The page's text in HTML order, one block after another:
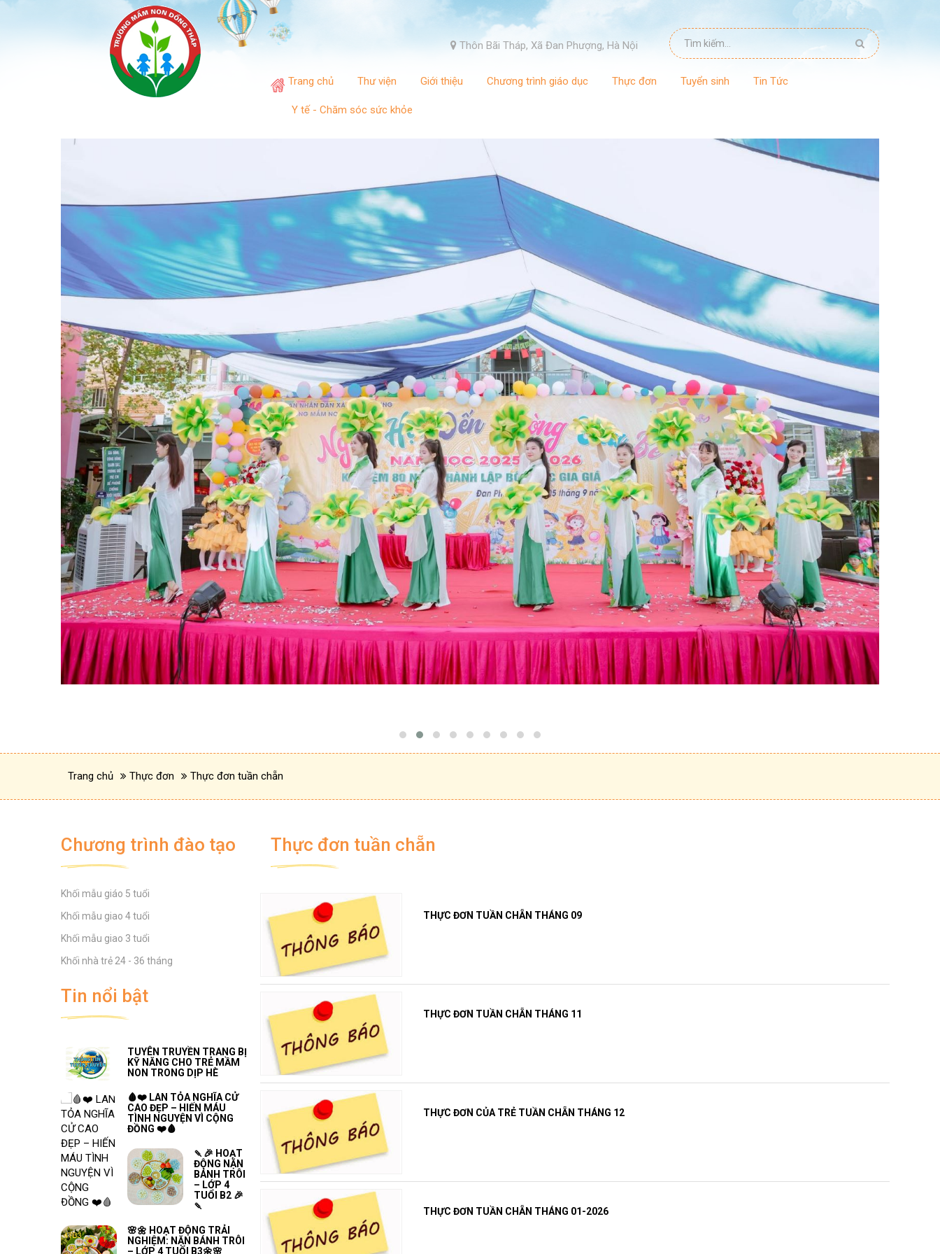
Thôn Bãi Tháp, Xã Đan Phượng, Hà Nội
Trang chủ Thư viện Giới thiệu Chương trình giáo dục Thực đơn Tuyển sinh Tin Tức
Y tế - Chăm sóc sức khỏe
Trang chủ Thực đơn Thực đơn tuần chẵn
Chương trình đào tạo
Khối mẫu giáo 5 tuổi
Khối mẫu giao 4 tuổi
Khối mẫu giao 3 tuổi
Khối nhà trẻ 24 - 36 tháng
Tin nổi bật
TUYÊN TRUYỀN CÁC BIỆN
PHÁP PHÒNG CHỐNG
BỆNH TRUYỀN NHIỄM
CHO TRẺ MẦM NON DỊP
HÈ
VÀO TRƯỜNG MẦM NON
ĐỒNG THÁP NĂM HỌC
KỸ NĂNG CHO TRẺ MẦM
NON TRONG DỊP HÈ
🩸❤️ LAN TỎA NGHĨA CỬ
CAO ĐẸP – HIẾN MÁU
TÌNH NGUYỆN VÌ CỘNG
ĐỒNG ❤️🩸
ĐỘNG NẶN
BÁNH TRÔI
– LỚP 4
TUỔI B2 🎉
🍡
NGHIỆM: NẶN BÁNH TRÔI
– LỚP 4 TUỔI B3🌼🌸
Thực đơn tuần chẵn
THỰC ĐƠN TUẦN CHẴN THÁNG 09
THỰC ĐƠN TUẦN CHẴN THÁNG 11
THỰC ĐƠN CỦA TRẺ TUẦN CHẴN THÁNG 12
THỰC ĐƠN TUẦN CHẴN THÁNG 01-2026